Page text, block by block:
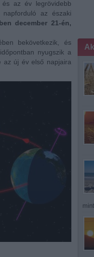
az év legrövidebb
napforduló az északi
december 21-én,
bekövetkezik, és
nyugszik a
az új év első napjaira